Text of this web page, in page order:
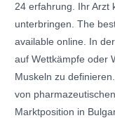
24 erfahrung. Ihr Arzt
unterbringen. The
available online. In
auf Wettkämpfe oder
Muskeln zu
von
Marktposition in